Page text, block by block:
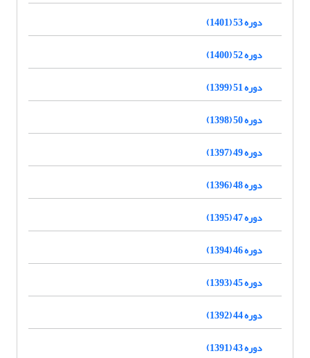
دوره 53 (1401)
دوره 52 (1400)
دوره 51 (1399)
دوره 50 (1398)
دوره 49 (1397)
دوره 48 (1396)
دوره 47 (1395)
دوره 46 (1394)
دوره 45 (1393)
دوره 44 (1392)
دوره 43 (1391)